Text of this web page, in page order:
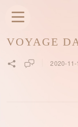
VOYAGE
2020-11-